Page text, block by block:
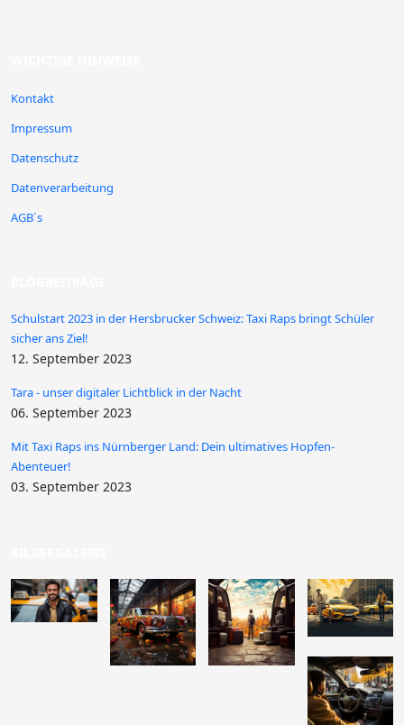
Kontakt
Impressum
Datenschutz
Datenverarbeitung
AGB´s
Schulstart 2023 in der Hersbrucker Schweiz: Taxi Raps bringt Schüler
sicher ans Ziel!
12. September 2023
Tara - unser digitaler Lichtblick in der Nacht
06. September 2023
Mit Taxi Raps ins Nürnberger Land: Dein ultimatives Hopfen-
Abenteuer!
03. September 2023